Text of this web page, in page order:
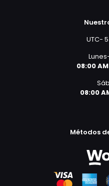
UTC-
08:00
08:00
Métodos